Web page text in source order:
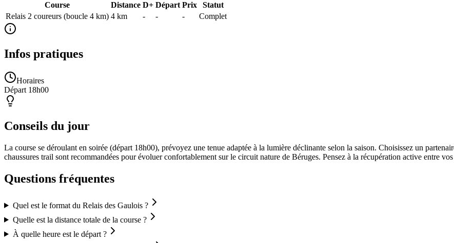
Course Distance D+ Départ Prix
Statut
Relais 2 coureurs (boucle 4 km) 4 km - - - Complet
Infos pratiques
Horaires
Départ 18h00
Conseils du jour
La course se déroulant en soirée (départ 18h00), prévoyez une tenue adaptée à la lumière déclinante selon la saison. Choisissez un
chaussures trail sont recommandées pour évoluer confortablement sur le circuit nature de Béruges. Pensez à la récupération active entre
Questions fréquentes
Quel est le format du Relais des Gaulois ?
Quelle est la distance totale de la course ?
À quelle heure est le départ ?